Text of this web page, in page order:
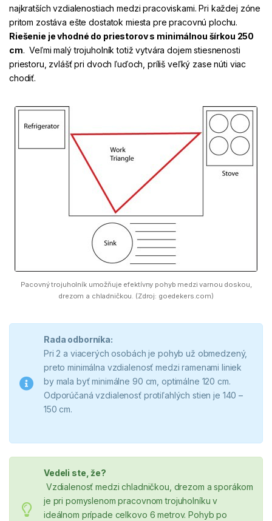
najkratších vzdialenostiach medzi pracoviskami. Pri každej zóne
pritom zostáva ešte dostatok miesta pre pracovnú plochu.
Riešenie je vhodné do priestorov s minimálnou šírkou 250
cm. Veľmi malý trojuholník totiž vytvára dojem stiesnenosti
priestoru, zvlášť pri dvoch ľuďoch, príliš veľký zase núti viac
chodiť.
Pacovný trojuholník umožňuje efektívny pohyb medzi varnou doskou,
drezom a chladničkou. (Zdroj: goedekers.com)
Rada odborníka:
Pri 2 a viacerých osobách je pohyb už obmedzený,
preto minimálna vzdialenosť medzi ramenami liniek
by mala byť minimálne 90 cm, optimálne 120 cm.
Odporúčaná vzdialenosť protiľahlých stien je 140 –
150 cm.
Vedeli ste, že?
Vzdialenosť medzi chladničkou, drezom a sporákom
je pri pomyslenom pracovnom trojuholníku v
ideálnom prípade celkovo 6 metrov. Pohyb po